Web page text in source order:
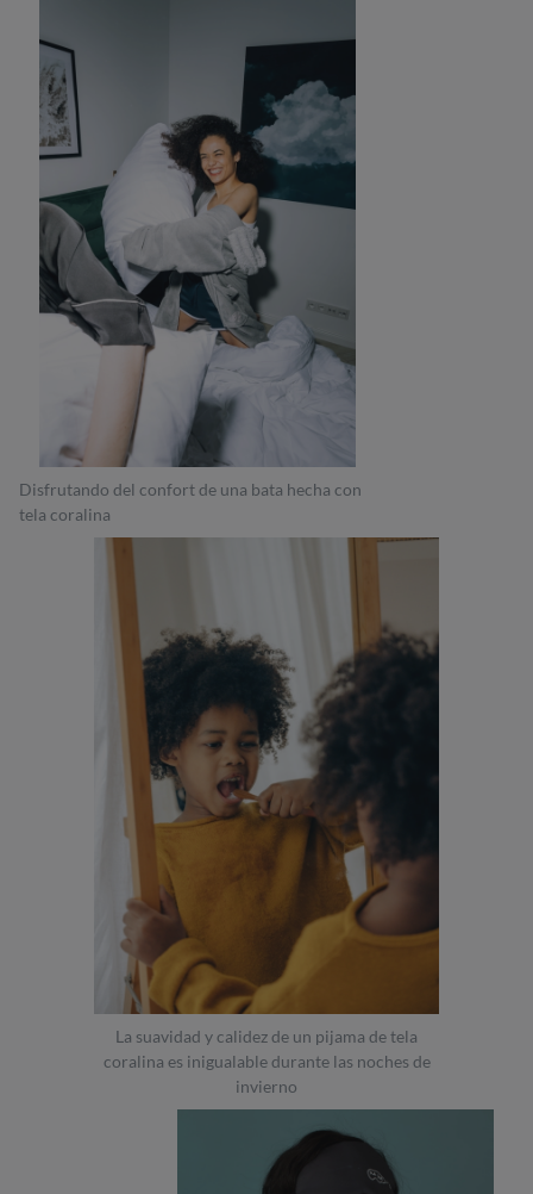
Disfrutando del confort de una bata hecha con
tela coralina
La suavidad y calidez de un pijama de tela
coralina es inigualable durante las noches de
invierno